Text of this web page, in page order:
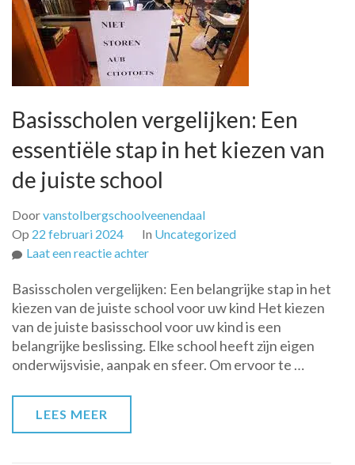
Basisscholen vergelijken: Een
essentiële stap in het kiezen van
de juiste school
Doorvanstolbergschoolveenendaal
Op 22 februari 2024 In Uncategorized
Laat een reactie achterop
vergelijken:
Een
essentiële
stap
in
Basisscholen vergelijken: Een belangrijke stap in het
kiezen van de juiste school voor uw kind Het kiezen
van de juiste basisschool voor uw kind is een
belangrijke beslissing. Elke school heeft zijn eigen
onderwijsvisie, aanpak en sfeer. Om ervoor te …
LEES MEER